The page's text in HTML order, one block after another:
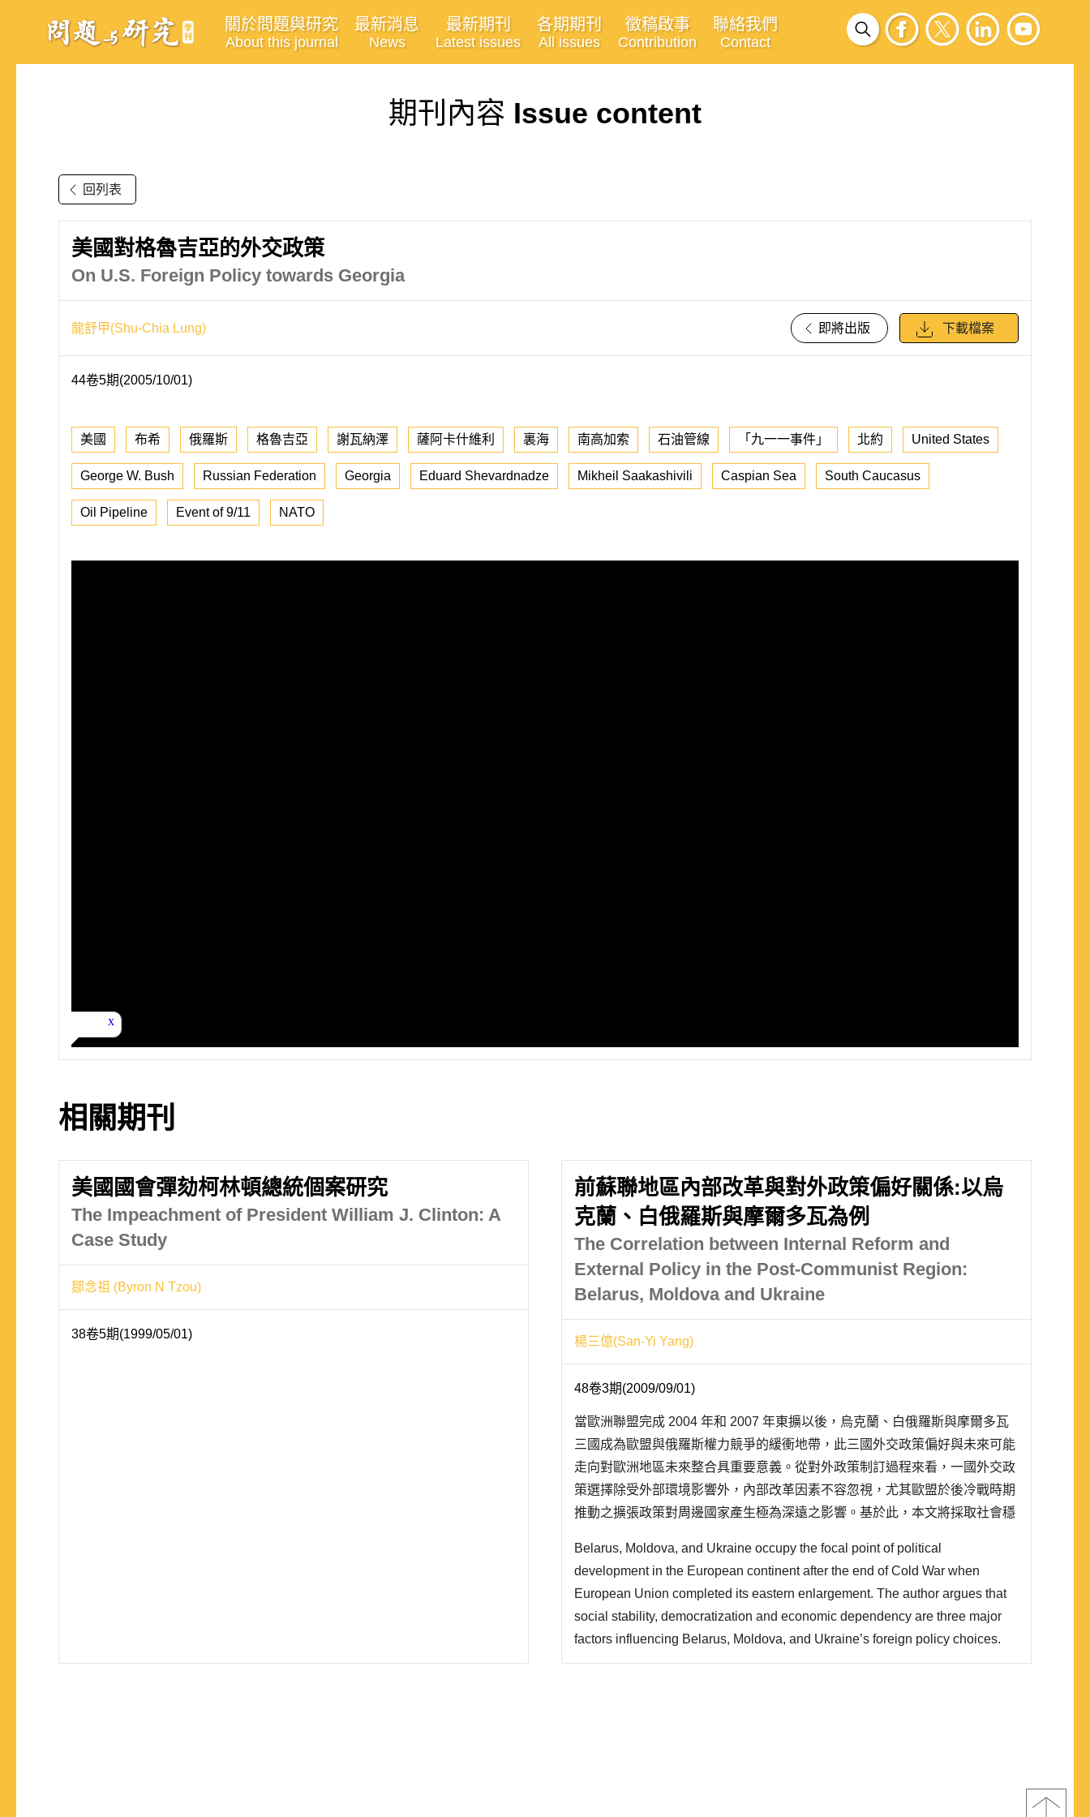
關於問題與研究
About this journal
最新消息
News
最新期刊
Latest issues
各期期刊
All issues
徵稿啟事
Contribution
聯絡我們
Contact
期刊內容 Issue content
回列表
美國對格魯吉亞的外交政策
On U.S. Foreign Policy towards Georgia
龍舒甲(Shu-Chia Lung) 即將出版 下載檔案
44卷5期(2005/10/01)
美國 布希 俄羅斯 格魯吉亞 謝瓦納澤 薩阿卡什維利 裏海 南高加索 石油管線 「九一一事件」 北約 United States
George W. Bush Russian Federation Georgia Eduard Shevardnadze Mikheil Saakashivili Caspian Sea South Caucasus
Oil Pipeline Event of 9/11 NATO
相關期刊
美國國會彈劾柯林頓總統個案研究
The Impeachment of President William J. Clinton: A
Case Study
鄒念祖 (Byron N Tzou)
38卷5期(1999/05/01)
前蘇聯地區內部改革與對外政策偏好關係:以烏
克蘭、白俄羅斯與摩爾多瓦為例
The Correlation between Internal Reform and
External Policy in the Post-Communist Region:
Belarus, Moldova and Ukraine
楊三億(San-Yi Yang)
48卷3期(2009/09/01)
當歐洲聯盟完成 2004 年和 2007 年東擴以後，烏克蘭、白俄羅斯與摩爾多瓦
三國成為歐盟與俄羅斯權力競爭的緩衝地帶，此三國外交政策偏好與未來可能
走向對歐洲地區未來整合具重要意義。從對外政策制訂過程來看，一國外交政
策選擇除受外部環境影響外，內部改革因素不容忽視，尤其歐盟於後冷戰時期
推動之擴張政策對周邊國家產生極為深遠之影響。基於此，本文將採取社會穩
低、對外經濟依賴程度三變項理解此三國外交政..
Belarus, Moldova, and Ukraine occupy the focal point of political
development in the European continent after the end of Cold War when
European Union completed its eastern enlargement. The author argues that
social stability, democratization and economic dependency are three major
factors influencing Belarus, Moldova, and Ukraine’s foreign policy choices.
First, the more stable social order within the country, the likelier government